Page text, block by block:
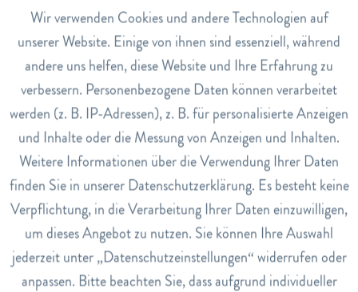
Anwendung
Für ein Vollbad: 1-2 Esslöffel dem warmen Badewasser
beifügen und ca. 15 Minuten das Bad geniessen.
Hinweise
Hergestellt in der Schweiz. Dient nicht als Ersatz für eine
ausgewogene Ernährung. Präparat bei Raumtemperatur,
trocken, lichtgeschützt und für Kinder unerreichbar
aufbewahren.
Dosierung
1x täglich ein gestrichener Teelöffel in einem Glas Wasser
anrühren und auf nüchternen Magen trinken. Empfohlene
Tagesdosis nicht überschreiten.
Funktionale Aktiv
Marketing Inaktiv
Tracking Inaktiv
Service Inaktiv
Wir verwenden Cookies und andere Technologien auf
unserer Website. Einige von ihnen sind essenziell, während
andere uns helfen, diese Website und Ihre Erfahrung zu
verbessern. Personenbezogene Daten können verarbeitet
werden (z. B. IP-Adressen), z. B. für personalisierte Anzeigen
und Inhalte oder die Messung von Anzeigen und Inhalten.
Weitere Informationen über die Verwendung Ihrer Daten
finden Sie in unserer Datenschutzerklärung. Es besteht keine
Verpflichtung, in die Verarbeitung Ihrer Daten einzuwilligen,
um dieses Angebot zu nutzen. Sie können Ihre Auswahl
jederzeit unter „Datenschutzeinstellungen“ widerrufen oder
anpassen. Bitte beachten Sie, dass aufgrund individueller